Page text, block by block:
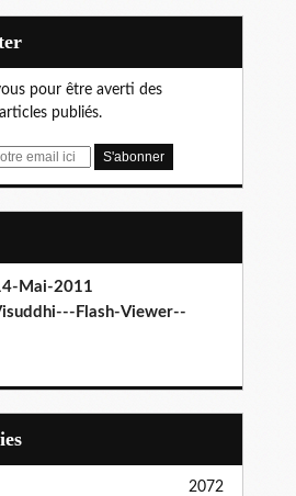
pour être averti des
publiés.
Mai-2011
Flash-Viewer--
2072